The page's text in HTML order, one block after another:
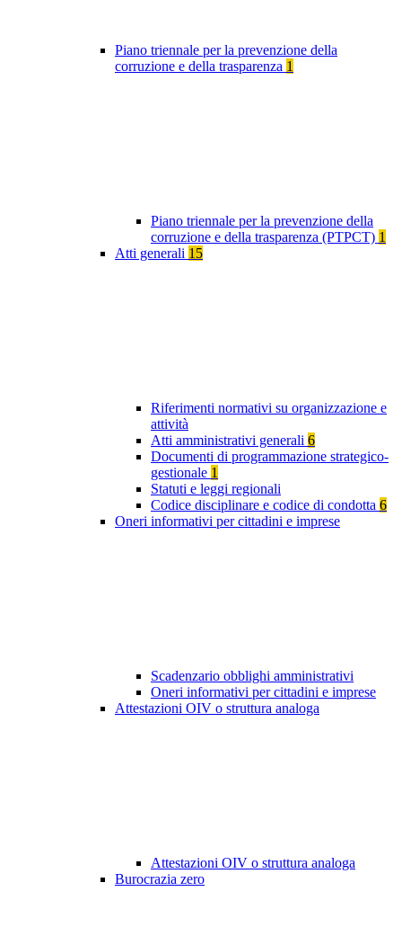
Piano triennale per la prevenzione della
corruzione e della trasparenza 1
Piano triennale per la prevenzione della
corruzione e della trasparenza (PTPCT) 1
Atti generali 15
Riferimenti normativi su organizzazione e
attività
Atti amministrativi generali 6
Documenti di programmazione strategico-
gestionale 1
Statuti e leggi regionali
Codice disciplinare e codice di condotta 6
Oneri informativi per cittadini e imprese
Scadenzario obblighi amministrativi
Oneri informativi per cittadini e imprese
Attestazioni OIV o struttura analoga
Attestazioni OIV o struttura analoga
Burocrazia zero